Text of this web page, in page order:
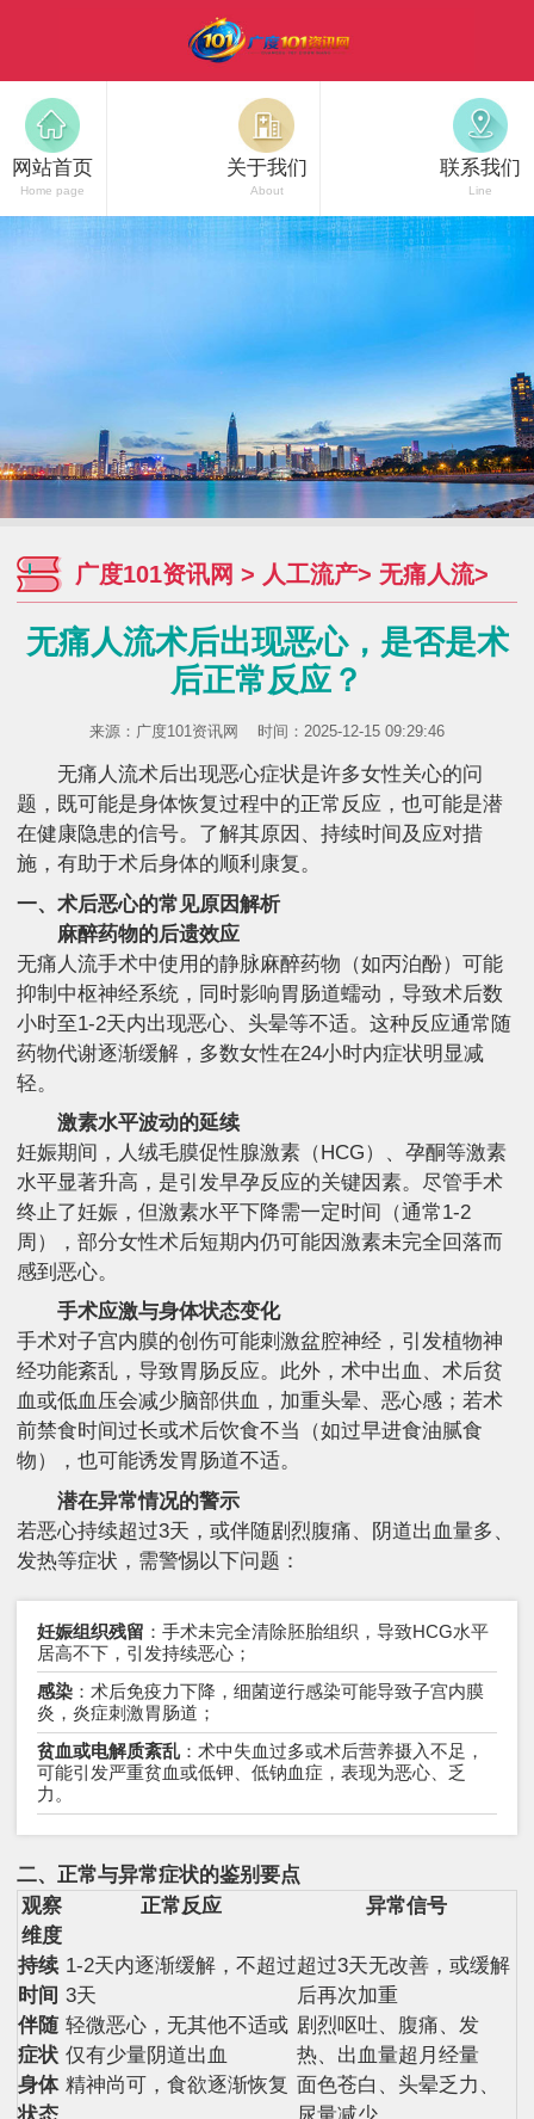
网站首页
Home page
关于我们
About
联系我们
Line
广度101资讯网 > 人工流产> 无痛人流>
无痛人流术后出现恶心，是否是术
后正常反应？
来源： 广度101资讯网 时间：2025-12-15 09:29:46
无痛人流术后出现恶心症状是许多女性关心的问
题，既可能是身体恢复过程中的正常反应，也可能是潜
在健康隐患的信号。了解其原因、持续时间及应对措
施，有助于术后身体的顺利康复。
一、术后恶心的常见原因解析
麻醉药物的后遗效应
无痛人流手术中使用的静脉麻醉药物（如丙泊酚）可能
抑制中枢神经系统，同时影响胃肠道蠕动，导致术后数
小时至1-2天内出现恶心、头晕等不适。这种反应通常随
药物代谢逐渐缓解，多数女性在24小时内症状明显减
轻。
激素水平波动的延续
妊娠期间，人绒毛膜促性腺激素（HCG）、孕酮等激素
水平显著升高，是引发早孕反应的关键因素。尽管手术
终止了妊娠，但激素水平下降需一定时间（通常1-2
周），部分女性术后短期内仍可能因激素未完全回落而
感到恶心。
手术应激与身体状态变化
手术对子宫内膜的创伤可能刺激盆腔神经，引发植物神
经功能紊乱，导致胃肠反应。此外，术中出血、术后贫
血或低血压会减少脑部供血，加重头晕、恶心感；若术
前禁食时间过长或术后饮食不当（如过早进食油腻食
物），也可能诱发胃肠道不适。
潜在异常情况的警示
若恶心持续超过3天，或伴随剧烈腹痛、阴道出血量多、
发热等症状，需警惕以下问题：
妊娠组织残留 ：手术未完全清除胚胎组织，导致HCG水平
居高不下，引发持续恶心；
感染：术后免疫力下降，细菌逆行感染可能导致子宫内膜
炎，炎症刺激胃肠道；
贫血或电解质紊乱：术中失血过多或术后营养摄入不足，
可能引发严重贫血或低钾、低钠血症，表现为恶心、乏
力。
二、正常与异常症状的鉴别要点
观察
维度
正常反应 异常信号
持续
时间
1-2天内逐渐缓解，不超过
3天
超过3天无改善，或缓解
后再次加重
伴随
症状
轻微恶心，无其他不适或
仅有少量阴道出血
剧烈呕吐、腹痛、发
热、出血量超月经量
身体 精神尚可，食欲逐渐恢复 面色苍白、头晕乏力、